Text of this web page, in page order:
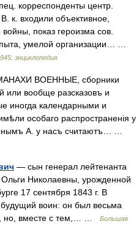
корреспонденты центр.
к. входили объективное,
показ героизма сов.
умелой организации… …
энциклопедия
ВОЕННЫЕ, сборники
или вообще разсказовъ и
иногда календарными и
особаго распространенія у
А. у насъ считаютъ… …
— сын генерал лейтенанта
Николаевны, урожденной
17 сентября 1843 г. В
воин: он был весьма
но, вместе с тем,… …
Большая